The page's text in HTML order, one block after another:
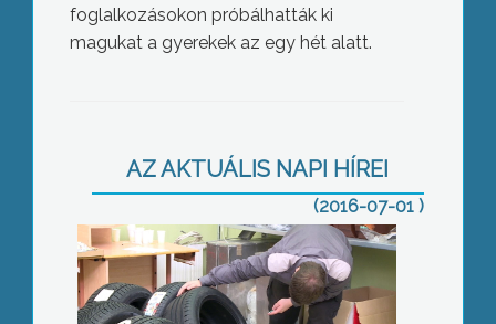
foglalkozásokon próbálhatták ki
magukat a gyerekek az egy hét alatt.
AZ AKTUÁLIS NAPI HÍREI
(2016-07-01 )
Gyöngyös Város Egészségügyéért